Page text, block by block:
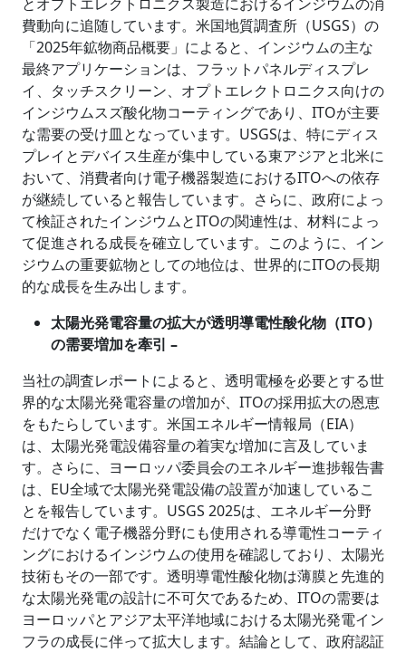
費動向に追随しています。米国地質調査所（USGS）の
「2025年鉱物商品概要」によると、インジウムの主な
最終アプリケーションは、フラットパネルディスプレ
イ、タッチスクリーン、オプトエレクトロニクス向けの
インジウムスズ酸化物コーティングであり、ITOが主要
な需要の受け皿となっています。USGSは、特にディス
プレイとデバイス生産が集中している東アジアと北米に
おいて、消費者向け電子機器製造におけるITOへの依存
が継続していると報告しています。さらに、政府によっ
て検証されたインジウムとITOの関連性は、材料によっ
て促進される成長を確立しています。このように、イン
ジウムの重要鉱物としての地位は、世界的にITOの長期
的な成長を生み出します。
太陽光発電容量の拡大が透明導電性酸化物（ITO）
の需要増加を牽引 –
当社の調査レポートによると、透明電極を必要とする世
界的な太陽光発電容量の増加が、ITOの採用拡大の恩恵
をもたらしています。米国エネルギー情報局（EIA）
は、太陽光発電設備容量の着実な増加に言及していま
す。さらに、ヨーロッパ委員会のエネルギー進捗報告書
は、EU全域で太陽光発電設備の設置が加速しているこ
とを報告しています。USGS 2025は、エネルギー分野
だけでなく電子機器分野にも使用される導電性コーティ
ングにおけるインジウムの使用を確認しており、太陽光
技術もその一部です。透明導電性酸化物は薄膜と先進的
な太陽光発電の設計に不可欠であるため、ITOの需要は
ヨーロッパとアジア太平洋地域における太陽光発電イン
フラの成長に伴って拡大します。結論として、政府認証